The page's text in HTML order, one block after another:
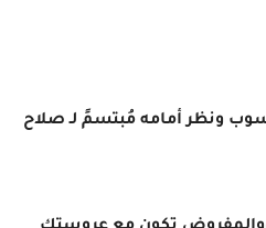
ونظر أمامه مُبتسمً لـ صلاح